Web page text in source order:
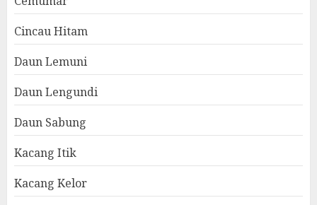
Cincau Hitam
Daun Lemuni
Daun Lengundi
Daun Sabung
Kacang Itik
Kacang Kelor